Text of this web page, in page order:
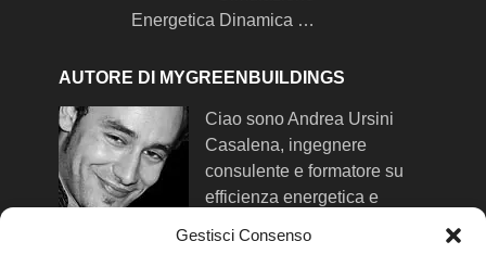
Gestisci Consenso
Energetica Dinamica …
AUTORE DI MYGREENBUILDINGS
Ciao sono Andrea Ursini
Casalena, ingegnere
consulente e formatore su
efficienza energetica e